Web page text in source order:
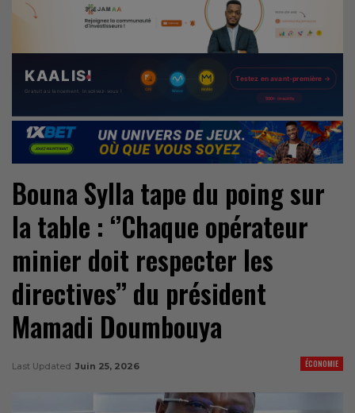
Bouna Sylla tape du poing sur
la table : ‘’Chaque opérateur
minier doit respecter les
directives’’ du président
Mamadi Doumbouya
ÉCONOMIE
Last Updated Juin 25, 2026